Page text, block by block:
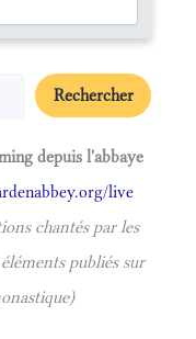
Rechercher
depuis l'abbaye
live
chantés par les
publiés sur